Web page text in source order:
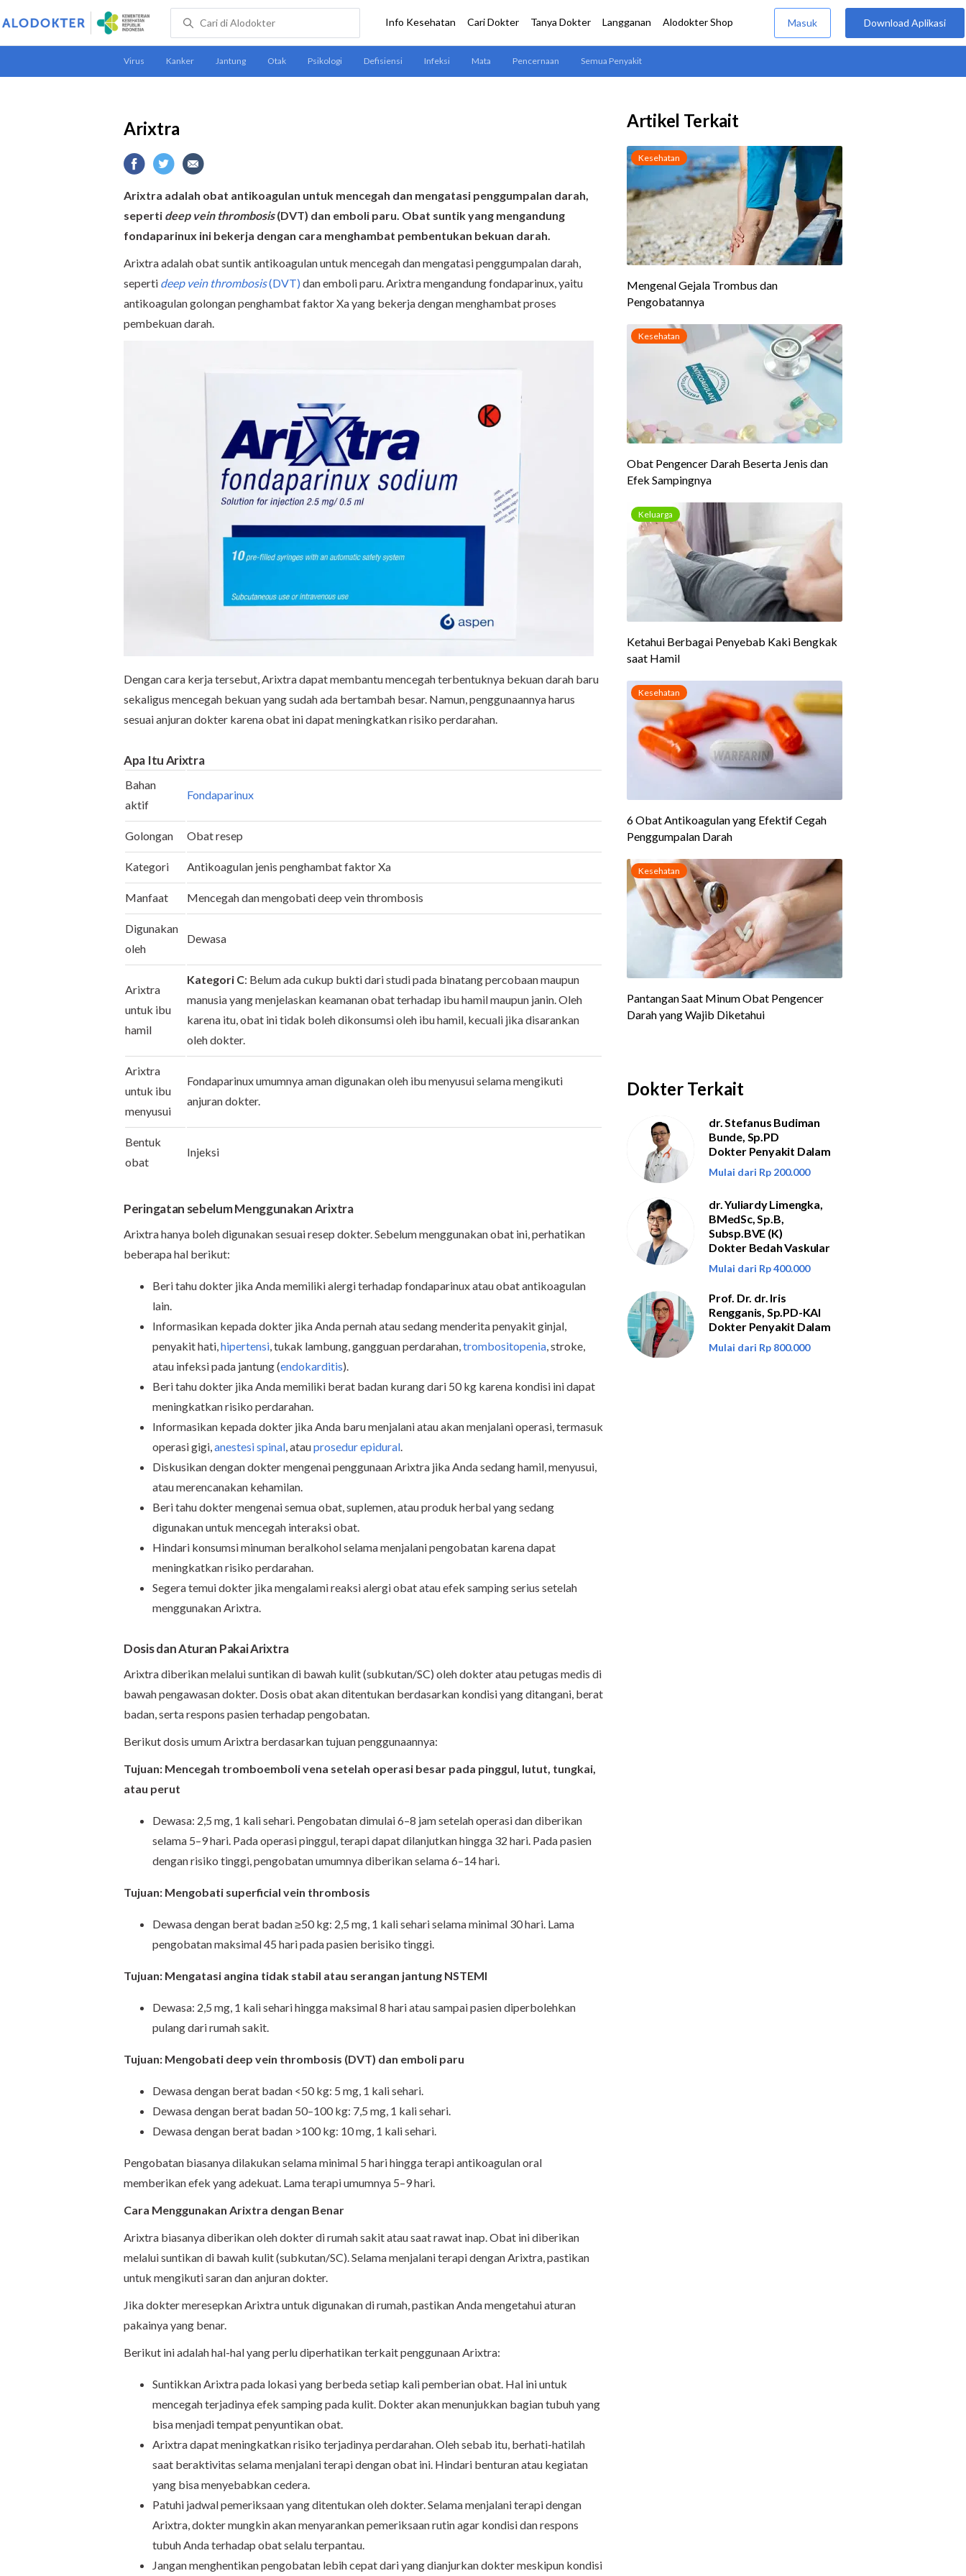
Arixtra
Arixtra adalah obat antikoagulan untuk mencegah dan mengatasi penggumpalan darah,
seperti deep vein thrombosis(DVT) dan emboli paru. Obat suntik yang mengandung
fondaparinux ini bekerja dengan cara menghambat pembentukan bekuan darah.
Arixtra adalah obat suntik antikoagulan untuk mencegah dan mengatasi penggumpalan darah,
seperti deep vein thrombosis(DVT) dan emboli paru. Arixtra mengandung fondaparinux, yaitu
antikoagulan golongan penghambat faktor Xa yang bekerja dengan menghambat proses
pembekuan darah.
Dengan cara kerja tersebut, Arixtra dapat membantu mencegah terbentuknya bekuan darah baru
sekaligus mencegah bekuan yang sudah ada bertambah besar. Namun, penggunaannya harus
sesuai anjuran dokter karena obat ini dapat meningkatkan risiko perdarahan.
Apa Itu Arixtra
Bahan
aktif
Fondaparinux
Golongan Obat resep
Kategori Antikoagulan jenis penghambat faktor Xa
Manfaat Mencegah dan mengobati deep vein thrombosis
Digunakan
oleh
Dewasa
Arixtra
untuk ibu
hamil
Kategori C: Belum ada cukup bukti dari studi pada binatang percobaan maupun
manusia yang menjelaskan keamanan obat terhadap ibu hamil maupun janin. Oleh
karena itu, obat ini tidak boleh dikonsumsi oleh ibu hamil, kecuali jika disarankan
oleh dokter.
Arixtra
untuk ibu
menyusui
Fondaparinux umumnya aman digunakan oleh ibu menyusui selama mengikuti
anjuran dokter.
Bentuk
obat
Injeksi
Peringatan sebelum Menggunakan Arixtra
Arixtra hanya boleh digunakan sesuai resep dokter. Sebelum menggunakan obat ini, perhatikan
beberapa hal berikut:
Beri tahu dokter jika Anda memiliki alergi terhadap fondaparinux atau obat antikoagulan
lain.
Informasikan kepada dokter jika Anda pernah atau sedang menderita penyakit ginjal,
penyakit hati, hipertensi , tukak lambung, gangguan perdarahan, trombositopenia , stroke,
atau infeksi pada jantung (endokarditis).
Beri tahu dokter jika Anda memiliki berat badan kurang dari 50 kg karena kondisi ini dapat
meningkatkan risiko perdarahan.
Informasikan kepada dokter jika Anda baru menjalani atau akan menjalani operasi, termasuk
operasi gigi, anestesi spinal , atauprosedur epidural
Diskusikan dengan dokter mengenai penggunaan Arixtra jika Anda sedang hamil, menyusui,
atau merencanakan kehamilan.
Beri tahu dokter mengenai semua obat, suplemen, atau produk herbal yang sedang
digunakan untuk mencegah interaksi obat.
Hindari konsumsi minuman beralkohol selama menjalani pengobatan karena dapat
meningkatkan risiko perdarahan.
Segera temui dokter jika mengalami reaksi alergi obat atau efek samping serius setelah
menggunakan Arixtra.
Dosis dan Aturan Pakai Arixtra
Arixtra diberikan melalui suntikan di bawah kulit (subkutan/SC) oleh dokter atau petugas medis di
bawah pengawasan dokter. Dosis obat akan ditentukan berdasarkan kondisi yang ditangani, berat
badan, serta respons pasien terhadap pengobatan.
Berikut dosis umum Arixtra berdasarkan tujuan penggunaannya:
Tujuan: Mencegah tromboemboli vena setelah operasi besar pada pinggul, lutut, tungkai,
atau perut
Dewasa: 2,5 mg, 1 kali sehari. Pengobatan dimulai 6–8 jam setelah operasi dan diberikan
selama 5–9 hari. Pada operasi pinggul, terapi dapat dilanjutkan hingga 32 hari. Pada pasien
dengan risiko tinggi, pengobatan umumnya diberikan selama 6–14 hari.
Tujuan: Mengobati superficial vein thrombosis
Dewasa dengan berat badan ≥50 kg: 2,5 mg, 1 kali sehari selama minimal 30 hari. Lama
pengobatan maksimal 45 hari pada pasien berisiko tinggi.
Tujuan: Mengatasi angina tidak stabil atau serangan jantung NSTEMI
Dewasa: 2,5 mg, 1 kali sehari hingga maksimal 8 hari atau sampai pasien diperbolehkan
pulang dari rumah sakit.
Tujuan: Mengobati deep vein thrombosis (DVT) dan emboli paru
Dewasa dengan berat badan <50 kg: 5 mg, 1 kali sehari.
Dewasa dengan berat badan 50–100 kg: 7,5 mg, 1 kali sehari.
Dewasa dengan berat badan >100 kg: 10 mg, 1 kali sehari.
Pengobatan biasanya dilakukan selama minimal 5 hari hingga terapi antikoagulan oral
memberikan efek yang adekuat. Lama terapi umumnya 5–9 hari.
Cara Menggunakan Arixtra dengan Benar
Arixtra biasanya diberikan oleh dokter di rumah sakit atau saat rawat inap. Obat ini diberikan
melalui suntikan di bawah kulit (subkutan/SC). Selama menjalani terapi dengan Arixtra, pastikan
untuk mengikuti saran dan anjuran dokter.
Jika dokter meresepkan Arixtra untuk digunakan di rumah, pastikan Anda mengetahui aturan
pakainya yang benar.
Berikut ini adalah hal-hal yang perlu diperhatikan terkait penggunaan Arixtra:
Suntikkan Arixtra pada lokasi yang berbeda setiap kali pemberian obat. Hal ini untuk
mencegah terjadinya efek samping pada kulit. Dokter akan menunjukkan bagian tubuh yang
bisa menjadi tempat penyuntikan obat.
Arixtra dapat meningkatkan risiko terjadinya perdarahan. Oleh sebab itu, berhati-hatilah
saat beraktivitas selama menjalani terapi dengan obat ini. Hindari benturan atau kegiatan
yang bisa menyebabkan cedera.
Patuhi jadwal pemeriksaan yang ditentukan oleh dokter. Selama menjalani terapi dengan
Arixtra, dokter mungkin akan menyarankan pemeriksaan rutin agar kondisi dan respons
tubuh Anda terhadap obat selalu terpantau.
Jangan menghentikan pengobatan lebih cepat dari yang dianjurkan dokter meskipun kondisi
Artikel Terkait
Dokter Terkait